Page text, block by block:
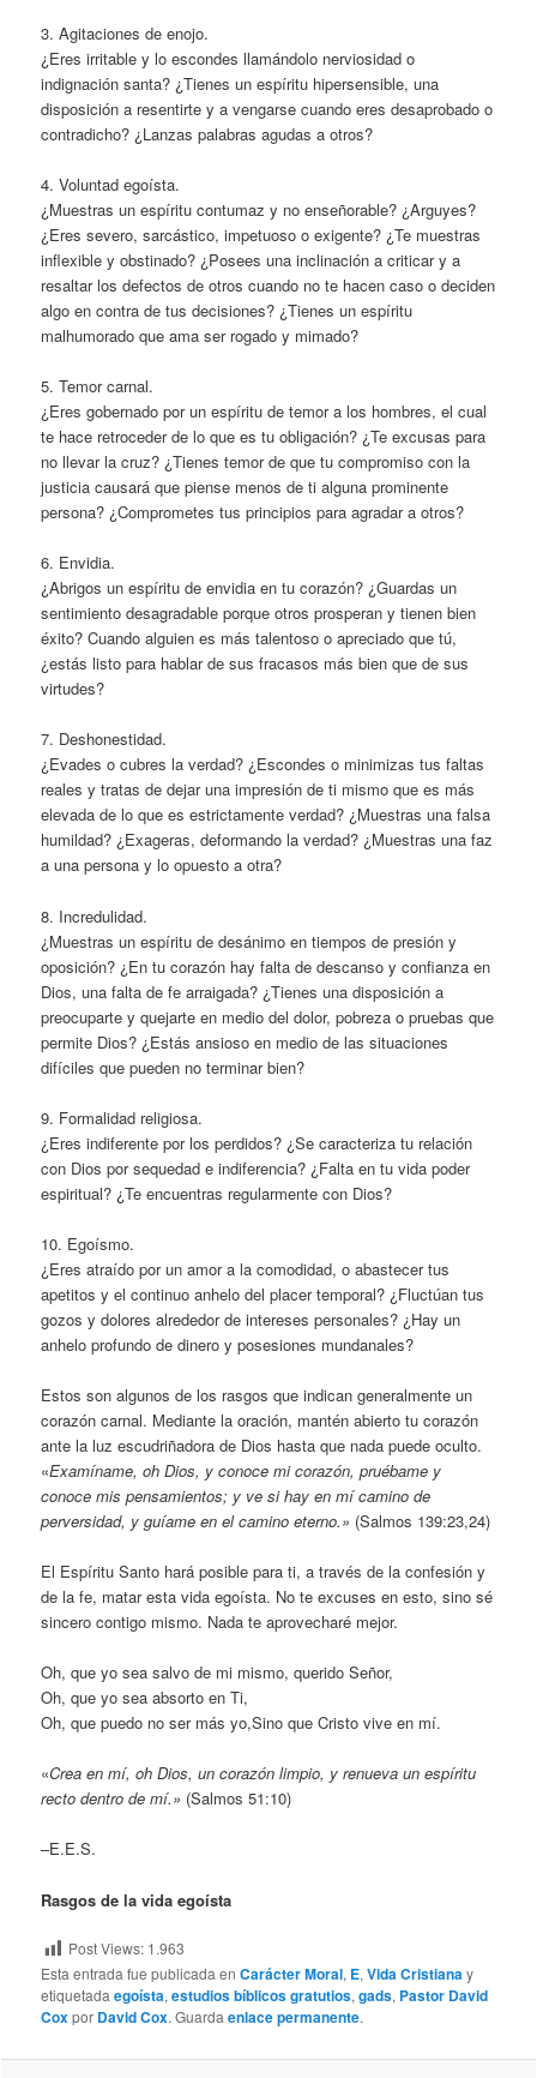
3. Agitaciones de enojo.
¿Eres irritable y lo escondes llamándolo nerviosidad o
indignación santa? ¿Tienes un espíritu hipersensible, una
disposición a resentirte y a vengarse cuando eres desaprobado o
contradicho? ¿Lanzas palabras agudas a otros?
4. Voluntad egoísta.
¿Muestras un espíritu contumaz y no enseñorable? ¿Arguyes?
¿Eres severo, sarcástico, impetuoso o exigente? ¿Te muestras
inflexible y obstinado? ¿Posees una inclinación a criticar y a
resaltar los defectos de otros cuando no te hacen caso o deciden
algo en contra de tus decisiones? ¿Tienes un espíritu
malhumorado que ama ser rogado y mimado?
5. Temor carnal.
¿Eres gobernado por un espíritu de temor a los hombres, el cual
te hace retroceder de lo que es tu obligación? ¿Te excusas para
no llevar la cruz? ¿Tienes temor de que tu compromiso con la
justicia causará que piense menos de ti alguna prominente
persona? ¿Comprometes tus principios para agradar a otros?
6. Envidia.
¿Abrigos un espíritu de envidia en tu corazón? ¿Guardas un
sentimiento desagradable porque otros prosperan y tienen bien
éxito? Cuando alguien es más talentoso o apreciado que tú,
¿estás listo para hablar de sus fracasos más bien que de sus
virtudes?
7. Deshonestidad.
¿Evades o cubres la verdad? ¿Escondes o minimizas tus faltas
reales y tratas de dejar una impresión de ti mismo que es más
elevada de lo que es estrictamente verdad? ¿Muestras una falsa
humildad? ¿Exageras, deformando la verdad? ¿Muestras una faz
a una persona y lo opuesto a otra?
8. Incredulidad.
¿Muestras un espíritu de desánimo en tiempos de presión y
oposición? ¿En tu corazón hay falta de descanso y confianza en
Dios, una falta de fe arraigada? ¿Tienes una disposición a
preocuparte y quejarte en medio del dolor, pobreza o pruebas que
permite Dios? ¿Estás ansioso en medio de las situaciones
difíciles que pueden no terminar bien?
9. Formalidad religiosa.
¿Eres indiferente por los perdidos? ¿Se caracteriza tu relación
con Dios por sequedad e indiferencia? ¿Falta en tu vida poder
espiritual? ¿Te encuentras regularmente con Dios?
10. Egoísmo.
¿Eres atraído por un amor a la comodidad, o abastecer tus
apetitos y el continuo anhelo del placer temporal? ¿Fluctúan tus
gozos y dolores alrededor de intereses personales? ¿Hay un
anhelo profundo de dinero y posesiones mundanales?
Estos son algunos de los rasgos que indican generalmente un
corazón carnal. Mediante la oración, mantén abierto tu corazón
ante la luz escudriñadora de Dios hasta que nada puede oculto.
«Examíname, oh Dios, y conoce mi corazón, pruébame y
conoce mis pensamientos; y ve si hay en mí camino de
perversidad, y guíame en el camino eterno.» (Salmos 139:23,24)
El Espíritu Santo hará posible para ti, a través de la confesión y
de la fe, matar esta vida egoísta. No te excuses en esto, sino sé
sincero contigo mismo. Nada te aprovecharé mejor.
Oh, que yo sea salvo de mi mismo, querido Señor,
Oh, que yo sea absorto en Ti,
Oh, que puedo no ser más yo,Sino que Cristo vive en mí.
«Crea en mí, oh Dios, un corazón limpio, y renueva un espíritu
recto dentro de mí.» (Salmos 51:10)
–E.E.S.
Rasgos de la vida egoísta
Post Views: 1.963
Esta entrada fue publicada enCarácter Moral, E,Vida Cristiana y
etiquetadaegoísta,estudios bíblicos gratutios,gads, Pastor David
Coxpor David Cox. Guardaenlace permanente.